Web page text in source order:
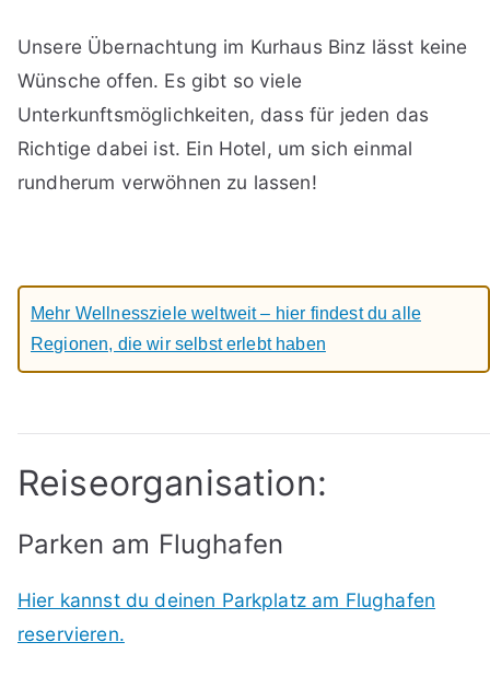
Unsere Übernachtung im Kurhaus Binz lässt keine
Wünsche offen. Es gibt so viele
Unterkunftsmöglichkeiten, dass für jeden das
Richtige dabei ist. Ein Hotel, um sich einmal
rundherum verwöhnen zu lassen!
Mehr Wellnessziele weltweit – hier findest du alle
Regionen, die wir selbst erlebt haben
Reiseorganisation:
Parken am Flughafen
Hier kannst du deinen Parkplatz am Flughafen
reservieren.